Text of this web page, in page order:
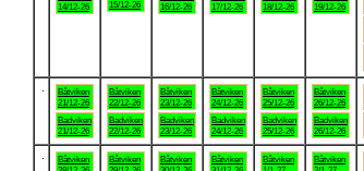
14/12-26
15/12-26
16/12-26
17/12-26
18/12-26
19/12-26
Båtviken
21/12-26
Badviken
21/12-26
Båtviken
22/12-26
Badviken
22/12-26
Båtviken
23/12-26
Badviken
23/12-26
Båtviken
24/12-26
Badviken
24/12-26
Båtviken
25/12-26
Badviken
25/12-26
Båtviken
26/12-26
Badviken
26/12-26
Båtviken
Båtviken
Båtviken
Båtviken
Båtviken
Båtviken